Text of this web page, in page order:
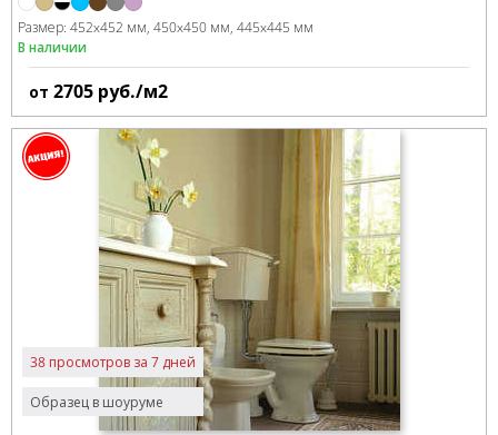
Размер: 452x452 мм 450x450 мм 445x445 мм
В наличии
от 2705 руб./м2
Образец в шоуруме
38 просмотров за 7 дней